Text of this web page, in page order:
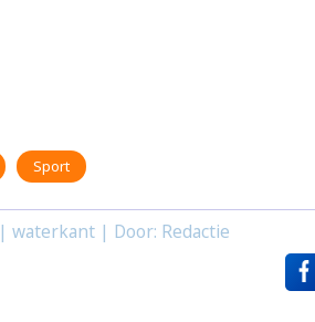
Sport
| waterkant | Door: Redactie